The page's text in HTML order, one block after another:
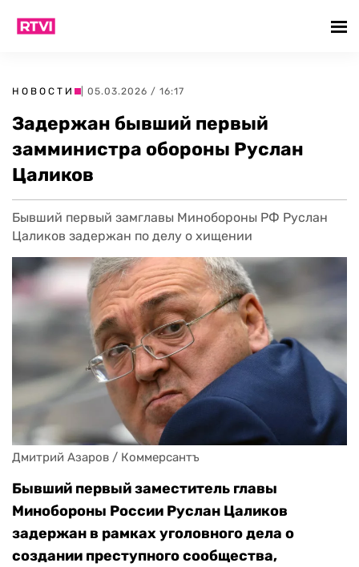
НОВОСТИ | 05.03.2026 / 16:17
Задержан бывший первый
замминистра обороны Руслан
Цаликов
Бывший первый замглавы Минобороны РФ Руслан
Цаликов задержан по делу о хищении
Дмитрий Азаров / Коммерсантъ
Бывший первый заместитель главы
Минобороны России Руслан Цаликов
задержан в рамках уголовного дела о
создании преступного сообщества,